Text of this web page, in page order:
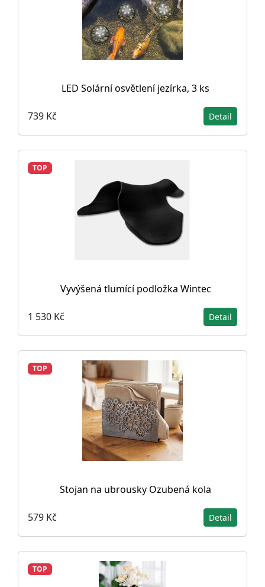
LED Solární osvětlení jezírka, 3 ks
739 Kč Detail
TOP
Vyvýšená tlumící podložka Wintec
1 530 Kč Detail
TOP
Stojan na ubrousky Ozubená kola
579 Kč Detail
TOP